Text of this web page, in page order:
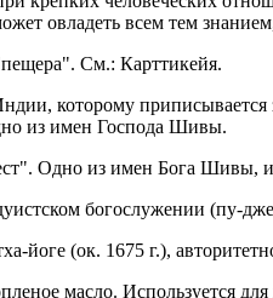
овладеть всем тем
См.: Карттикейя.
которому
из имен Господа Шивы.
Одно из имен Бога Шивы,
богослужении (пу-
йоге (ок. 1675 г.),
масло. Используется